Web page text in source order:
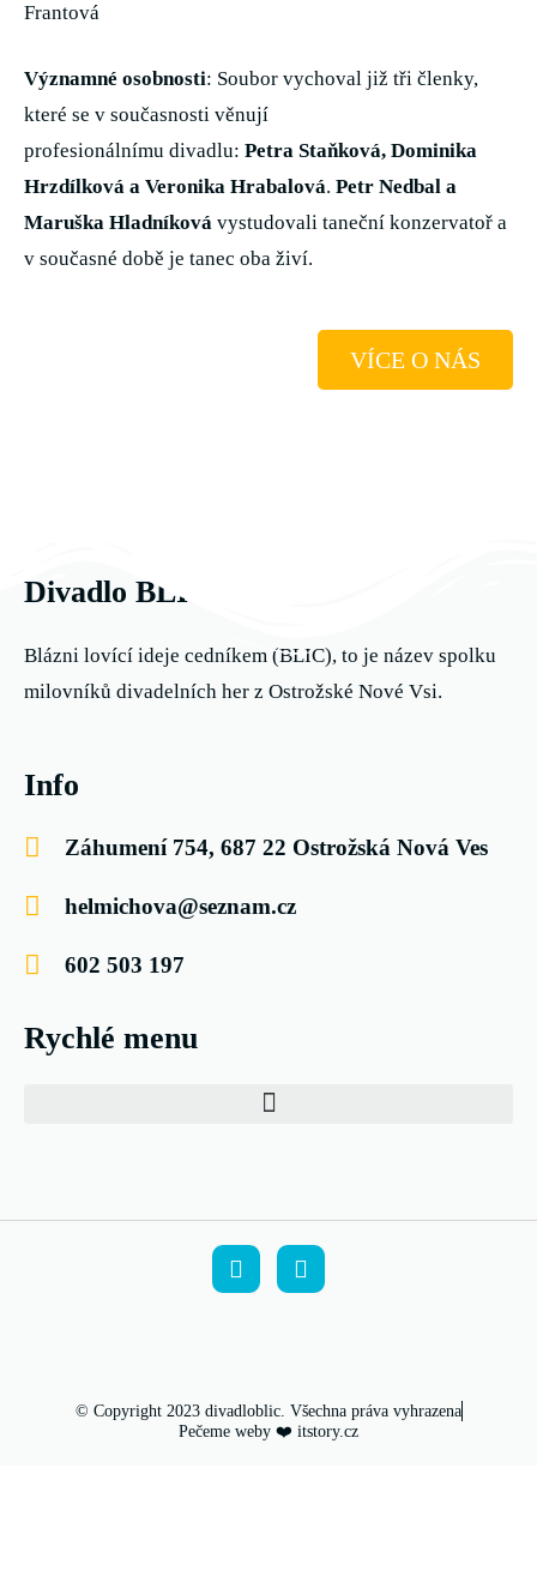
Frantová
Významné osobnosti: Soubor vychoval již tři členky,
které se v současnosti věnují
profesionálnímu divadlu: Petra Staňková, Dominika
Hrzdílková a Veronika Hrabalová. Petr Nedbal a
Maruška Hladníková vystudovali taneční konzervatoř a
v současné době je tanec oba živí.
VÍCE O NÁS
Divadlo BLIC
Blázni lovící ideje cedníkem (BLIC), to je název spolku
milovníků divadelních her z Ostrožské Nové Vsi.
Info
Záhumení 754, 687 22 Ostrožská Nová Ves
helmichova@seznam.cz
602 503 197
Rychlé menu
© Copyright 2023 divadloblic. Všechna práva vyhrazena
Pečeme weby ❤️ itstory.cz